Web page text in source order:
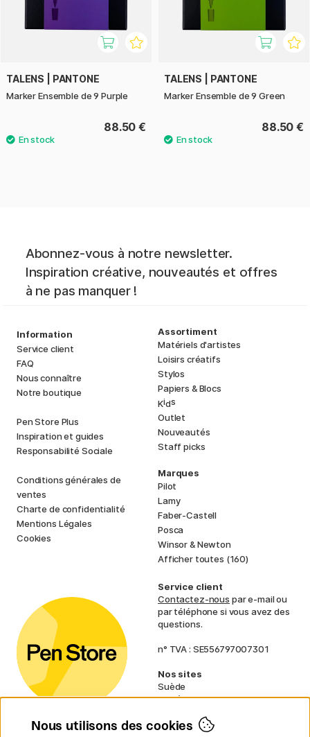
TALENS | PANTONE
Marker Ensemble de 9 Purple
88.50 €
TALENS | PANTONE
Marker Ensemble de 9 Green
88.50 €
Abonnez-vous à notre newsletter.
Inspiration créative, nouveautés et offres
à ne pas manquer !
Information
Service client
FAQ
Nous connaître
Notre boutique
Pen Store Plus
Inspiration et guides
Responsabilité Sociale
Conditions générales de
ventes
Charte de confidentialité
Mentions Légales
Cookies
Assortiment
Matériels d'artistes
Loisirs créatifs
Stylos
Papiers & Blocs
Kids
Outlet
Nouveautés
Staff picks
Marques
Pilot
Lamy
Faber-Castell
Posca
Winsor & Newton
Afficher toutes (160)
Service client
Contactez-nous par e-mail ou
par téléphone si vous avez des
questions.
n° TVA : SE556797007301
Nos sites
Suède
Norvège
Finlande
Nous utilisons des cookies